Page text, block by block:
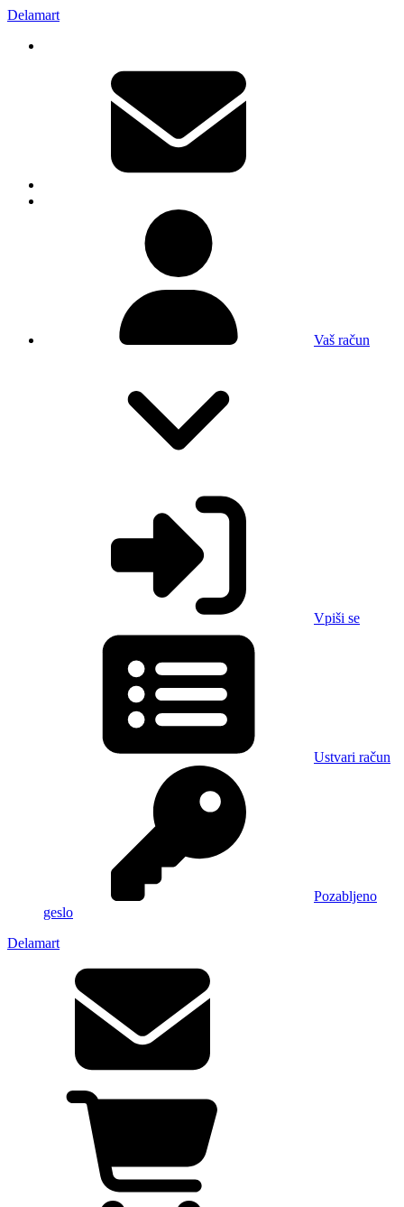
Delamart
Vaš račun
Vpiši se
Ustvari račun
Pozabljeno
geslo
Delamart